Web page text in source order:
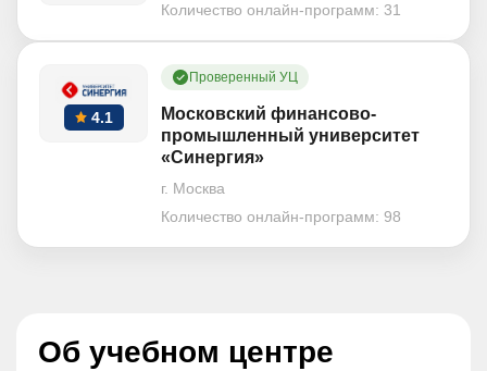
Количество онлайн-программ: 31
4.1
Проверенный УЦ
Московский финансово-
промышленный университет
«Синергия»
г. Москва
Количество онлайн-программ: 98
Об учебном центре